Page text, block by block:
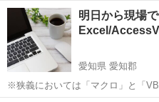
明日から現場で
Excel/
愛知県 愛知郡
※狭義においては「マクロ」と「
で、ここでは「VBA」に表記を統一いたします ---